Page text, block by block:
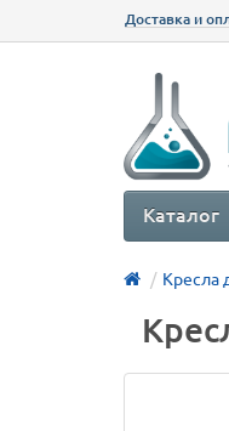
Доставка и
Каталог
Кресла